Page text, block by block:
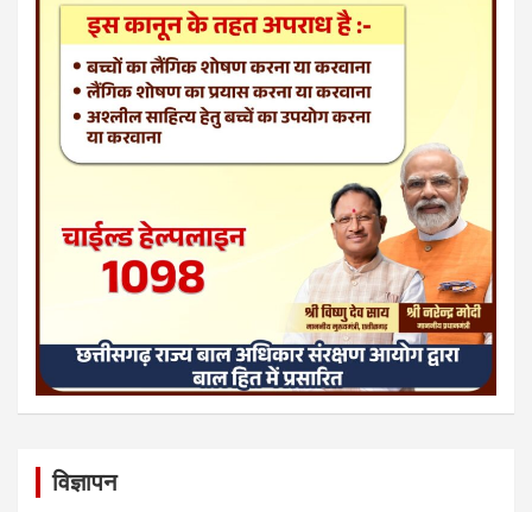
विज्ञापन